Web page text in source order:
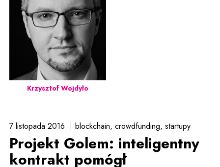
Krzysztof Wojdyło
7 listopada 2016 blockchain crowdfunding startupy
Projekt Golem: inteligentny
kontrakt pomógł